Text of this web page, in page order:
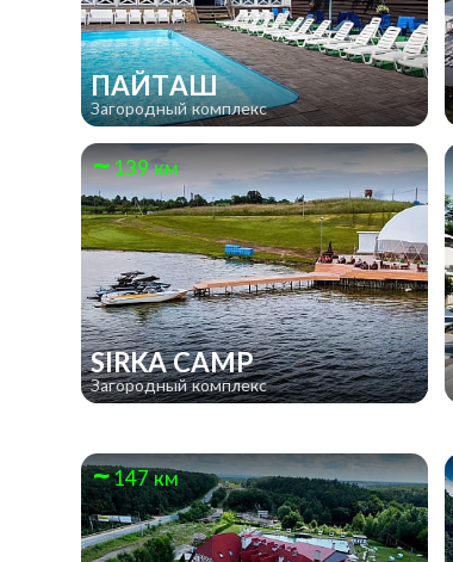
ПАЙТАШ
Загородный комплекс
139 км
SIRKA CAMP
Загородный комплекс
147 км